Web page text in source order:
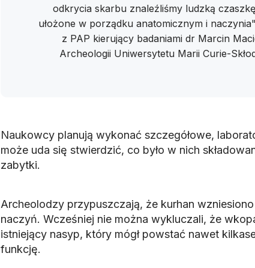
odkrycia skarbu znaleźliśmy ludzką
ułożone w porządku anatomicznym i
z PAP kierujący badaniami dr Marcin
Archeologii Uniwersytetu Marii Curie-
Naukowcy planują wykonać szczegółowe,
może uda się stwierdzić, co było w nich
zabytki.
Archeolodzy przypuszczają, że kurhan
naczyń. Wcześniej nie można wykluczali, że
istniejący nasyp, który mógł powstać nawet
funkcję.